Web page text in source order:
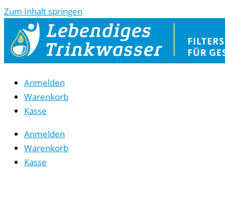
Zum Inhalt springen
Anmelden
Warenkorb
Kasse
Anmelden
Warenkorb
Kasse